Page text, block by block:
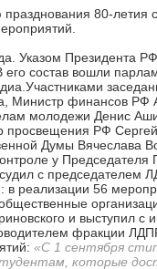
празднования 80-летия
Указом Президента
состав вошли
Министр финансов РФ
молодежи Денис
просвещения РФ
Думы Вячеслава
у Председателя
с председателем
реализации 56
и выступил с
фракции
«С 1 сентября
которые